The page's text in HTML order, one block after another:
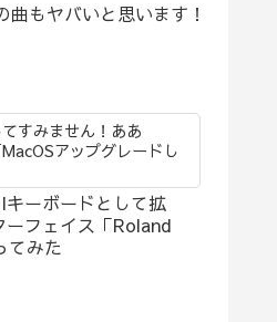
もヤバいと思います！
すみません！ああ
アップグレードし
ーボードとして拡
フェイス「Roland
てみた